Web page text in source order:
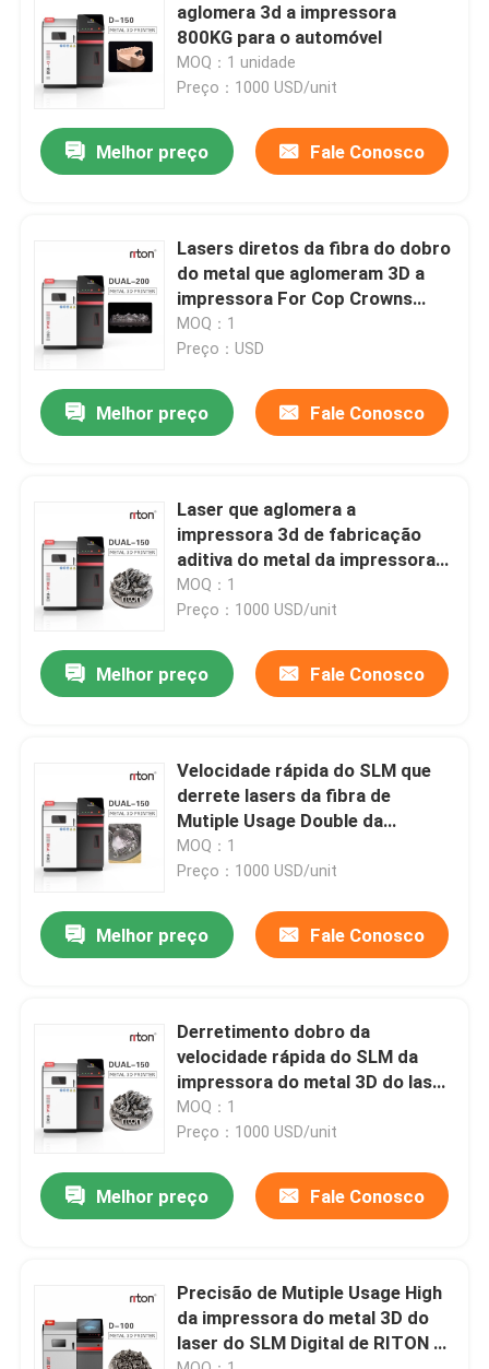
Produtos
Quem Somos
Fábrica
Fale Conosco
Todos os casos
Impressora do metal 3D do laser
Impressora dental do metal 3D
aglomera 3d a impressora
800KG para o automóvel
MOQ：1 unidade
Preço：1000 USD/unit
Melhor preço Fale Conosco
Lasers diretos da fibra do dobro
do metal que aglomeram 3D a
impressora For Cop Crowns
150x220mm
MOQ：1
Preço：USD
Melhor preço Fale Conosco
Laser que aglomera a
impressora 3d de fabricação
aditiva do metal da impressora
3d
MOQ：1
Preço：1000 USD/unit
Melhor preço Fale Conosco
Velocidade rápida do SLM que
derrete lasers da fibra de
Mutiple Usage Double da
impressora do metal 3D do laser
MOQ：1
Preço：1000 USD/unit
Melhor preço Fale Conosco
Derretimento dobro da
velocidade rápida do SLM da
impressora do metal 3D do laser
da fibra
MOQ：1
Preço：1000 USD/unit
Melhor preço Fale Conosco
Precisão de Mutiple Usage High
da impressora do metal 3D do
laser do SLM Digital de RITON e